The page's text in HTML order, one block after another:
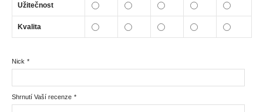
Užitečnost
Kvalita
*
Nick
*
Shrnutí Vaší recenze